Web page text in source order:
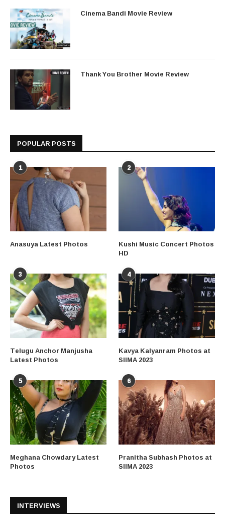
Cinema Bandi Movie Review
Thank You Brother Movie Review
POPULAR POSTS
1
Anasuya Latest Photos
2
Kushi Music Concert Photos
HD
3
Telugu Anchor Manjusha
Latest Photos
4
Kavya Kalyanram Photos at
SIIMA 2023
5
Meghana Chowdary Latest
Photos
6
Pranitha Subhash Photos at
SIIMA 2023
INTERVIEWS